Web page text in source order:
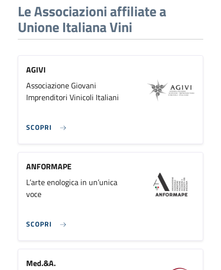
Le Associazioni affiliate a
Unione Italiana Vini
AGIVI
Associazione Giovani
Imprenditori Vinicoli Italiani
SCOPRI
ANFORMAPE
L’arte enologica in un’unica
voce
SCOPRI
Med.&A.